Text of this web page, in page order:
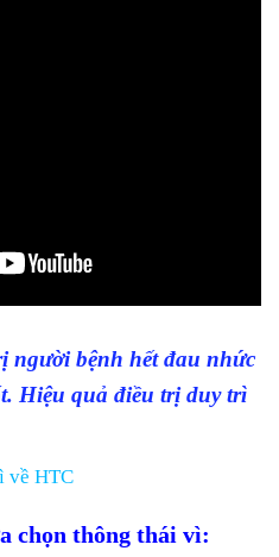
người bệnh hết đau nhức
Hiệu quả điều trị duy trì
về HTC
chọn thông thái vì: